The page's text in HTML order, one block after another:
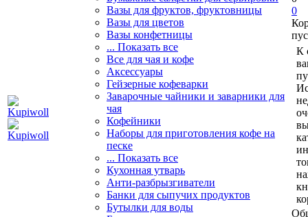
Вазы для фруктов, фруктовницы
Вазы для цветов
Вазы конфетницы
... Показать все
Все для чая и кофе
Аксессуары
Гейзерные кофеварки
Заварочные чайники и заварники для
чая
Кофейники
Наборы для приготовления кофе на
песке
... Показать все
Кухонная утварь
Анти-разбрызгиватели
Банки для сыпучих продуктов
Бутылки для воды
0
К